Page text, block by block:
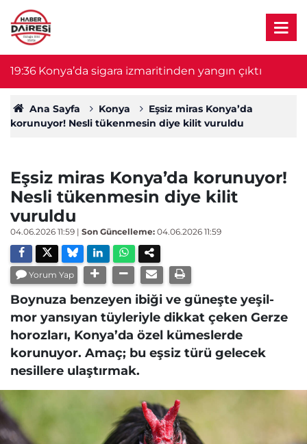
18:48 Soluduğu gaz 5 yaşındaki kızın sonu oldu!
Hayatını kaybetti
Ana Sayfa Konya
Eşsiz miras Konya’da
korunuyor! Nesli tükenmesin diye kilit vuruldu
Eşsiz miras Konya’da korunuyor!
Nesli tükenmesin diye kilit
vuruldu
04.06.2026 11:59 | Son Güncelleme: 04.06.2026 11:59
Yorum Yap
Boynuza benzeyen ibiği ve güneşte yeşil-
mor yansıyan tüyleriyle dikkat çeken Gerze
horozları, Konya’da özel kümeslerde
korunuyor. Amaç; bu eşsiz türü gelecek
nesillere ulaştırmak.